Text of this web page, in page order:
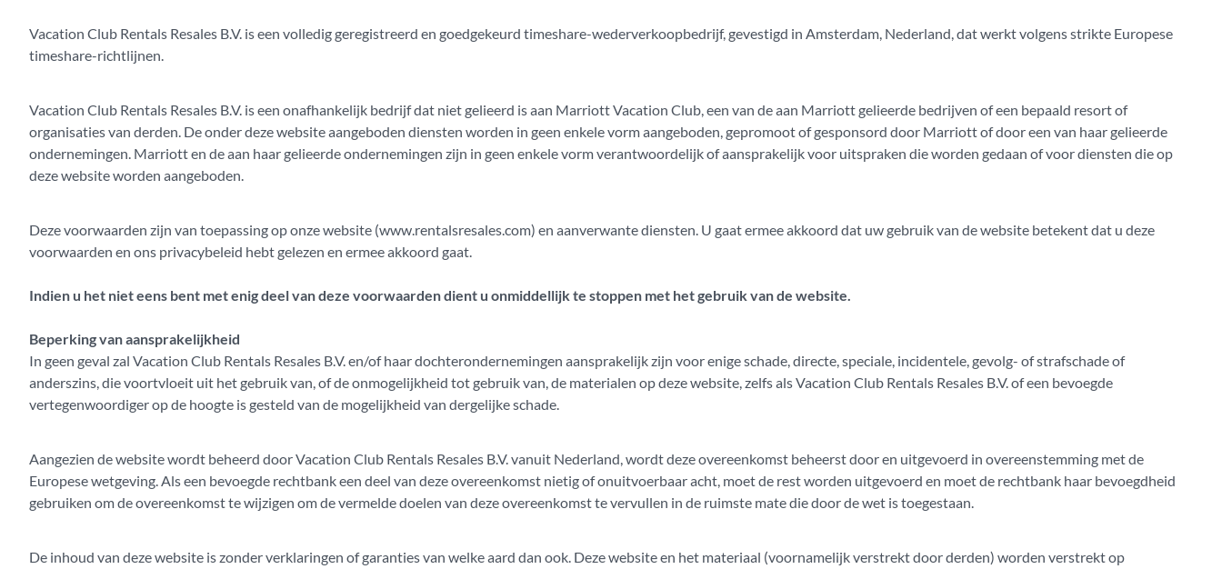
Vacation Club Rentals Resales B.V. is een volledig geregistreerd en goedgekeurd timeshare-wederverkoopbedrijf, gevestigd in Amsterdam, Nederland, dat werkt volgens strikte Europese
timeshare-richtlijnen.
Vacation Club Rentals Resales B.V. is een onafhankelijk bedrijf dat niet gelieerd is aan Marriott Vacation Club, een van de aan Marriott gelieerde bedrijven of een bepaald resort of
organisaties van derden. De onder deze website aangeboden diensten worden in geen enkele vorm aangeboden, gepromoot of gesponsord door Marriott of door een van haar gelieerde
ondernemingen. Marriott en de aan haar gelieerde ondernemingen zijn in geen enkele vorm verantwoordelijk of aansprakelijk voor uitspraken die worden gedaan of voor diensten die op
deze website worden aangeboden.
Deze voorwaarden zijn van toepassing op onze website (www.rentalsresales.com) en aanverwante diensten. U gaat ermee akkoord dat uw gebruik van de website betekent dat u deze
voorwaarden en ons privacybeleid hebt gelezen en ermee akkoord gaat.
Indien u het niet eens bent met enig deel van deze voorwaarden dient u onmiddellijk te stoppen met het gebruik van de website.
Beperking van aansprakelijkheid
In geen geval zal Vacation Club Rentals Resales B.V. en/of haar dochterondernemingen aansprakelijk zijn voor enige schade, directe, speciale, incidentele, gevolg- of strafschade of
anderszins, die voortvloeit uit het gebruik van, of de onmogelijkheid tot gebruik van, de materialen op deze website, zelfs als Vacation Club Rentals Resales B.V. of een bevoegde
vertegenwoordiger op de hoogte is gesteld van de mogelijkheid van dergelijke schade.
Aangezien de website wordt beheerd door Vacation Club Rentals Resales B.V. vanuit Nederland, wordt deze overeenkomst beheerst door en uitgevoerd in overeenstemming met de
Europese wetgeving. Als een bevoegde rechtbank een deel van deze overeenkomst nietig of onuitvoerbaar acht, moet de rest worden uitgevoerd en moet de rechtbank haar bevoegdheid
gebruiken om de overeenkomst te wijzigen om de vermelde doelen van deze overeenkomst te vervullen in de ruimste mate die door de wet is toegestaan.
De inhoud van deze website is zonder verklaringen of garanties van welke aard dan ook. Deze website en het materiaal (voornamelijk verstrekt door derden) worden verstrekt op